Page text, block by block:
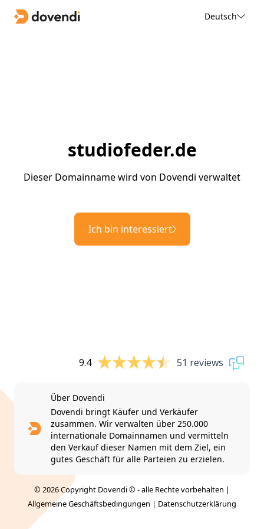
Deutsch
studiofeder.de
Dieser Domainname wird von Dovendi verwaltet
Ich bin interessiert
9.4 51 reviews
Über Dovendi
Dovendi bringt Käufer und Verkäufer
zusammen. Wir verwalten über 250.000
internationale Domainnamen und vermitteln
den Verkauf dieser Namen mit dem Ziel, ein
gutes Geschäft für alle Parteien zu erzielen.
© 2026 Copyright Dovendi © - alle Rechte vorbehalten |
Allgemeine Geschäftsbedingungen | Datenschutzerklärung